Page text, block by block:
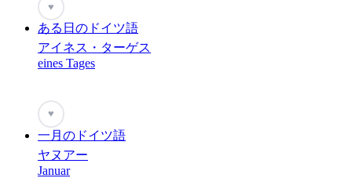
♥
ある日のドイツ語
アイネス・ターゲス
eines Tages
♥
一月のドイツ語
ヤヌアー
Januar